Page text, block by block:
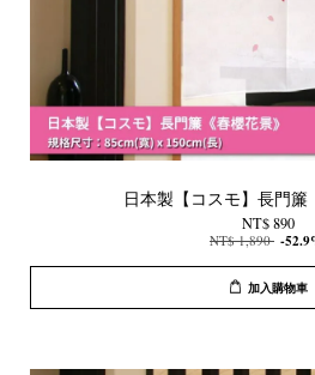
日本製【コスモ】長門簾
NT$ 890
NT$ 1,890 -
加入購物車